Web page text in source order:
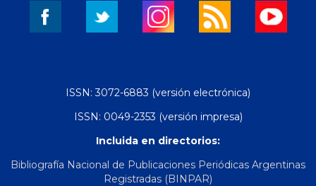
ISSN: 3072-6883 (versión electrónica)
ISSN: 0049-2353 (versión impresa)
Incluida en directorios:
Bibliografía Nacional de Publicaciones Periódicas Argentinas
Registradas (BINPAR)